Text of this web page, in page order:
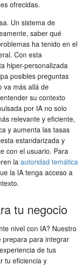
ofrecidas.
Un sistema de
saber qué
ha tenido en el
Con esta
hiper-personalizada
posibles preguntas
va más allá de
su contexto
por IA no solo
relevante y eficiente,
y aumenta las tasas
estandarizada y
con el usuario. Para
la autoridad temática
la IA tenga acceso a
tu negocio
nivel con IA? Nuestro
prepara para integrar
de tus
tu eficiencia y